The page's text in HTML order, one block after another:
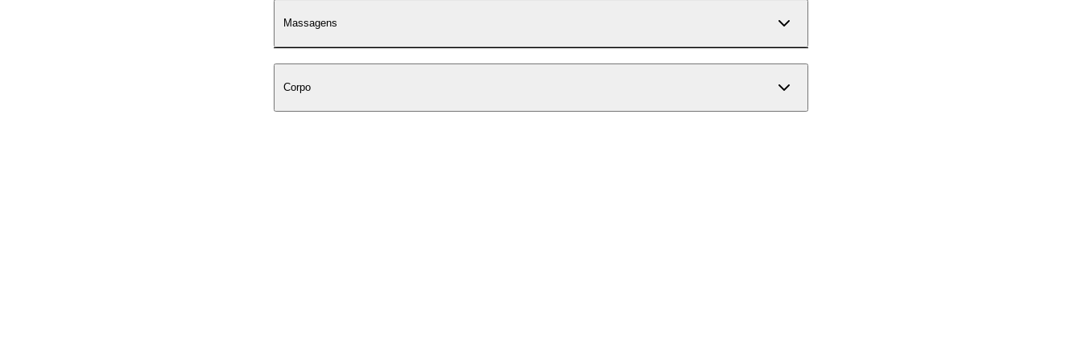
Massagens
Corpo